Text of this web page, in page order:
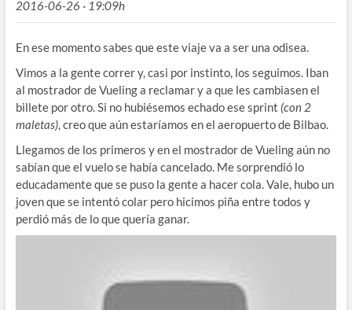
2016-06-26 · 19:09h
En ese momento sabes que este viaje va a ser una odisea.
Vimos a la gente correr y, casi por instinto, los seguimos. Iban
al mostrador de Vueling a reclamar y a que les cambiasen el
billete por otro. Si no hubiésemos echado ese sprint (con 2
maletas), creo que aún estaríamos en el aeropuerto de Bilbao.
Llegamos de los primeros y en el mostrador de Vueling aún no
sabían que el vuelo se había cancelado. Me sorprendió lo
educadamente que se puso la gente a hacer cola. Vale, hubo un
joven que se intentó colar pero hicimos piña entre todos y
perdió más de lo que quería ganar.